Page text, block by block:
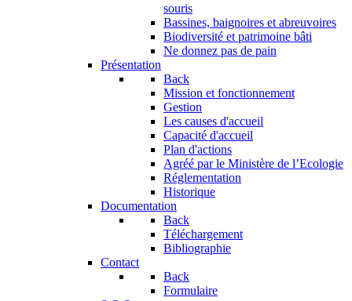
souris
Bassines, baignoires et abreuvoires
Biodiversité et patrimoine bâti
Ne donnez pas de pain
Présentation
Back
Mission et fonctionnement
Gestion
Les causes d'accueil
Capacité d'accueil
Plan d'actions
Agréé par le Ministère de l’Ecologie
Réglementation
Historique
Documentation
Back
Téléchargement
Bibliographie
Contact
Back
Formulaire